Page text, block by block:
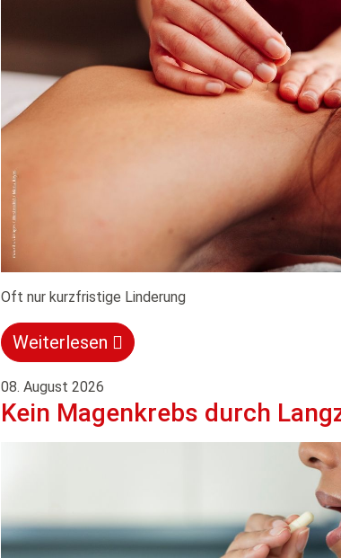
Oft nur kurzfristige Linderung
Weiterlesen
08. August 2026
Kein Magenkrebs durch